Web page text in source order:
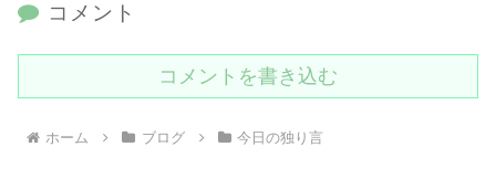
コメント
コメントを書き込む
ホーム ブログ 今日の独り言